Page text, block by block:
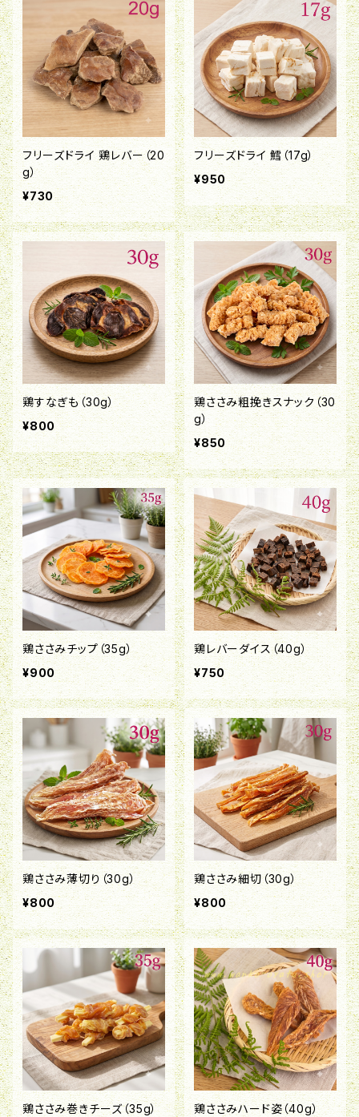
フリーズドライ 鶏レバー（20
g）
¥730
フリーズドライ 鱈（17g）
¥950
鶏すなぎも（30g）
¥800
鶏ささみ粗挽きスナック（30
g）
¥850
鶏ささみチップ（35g）
¥900
鶏レバーダイス（40g）
¥750
鶏ささみ薄切り（30g）
¥800
鶏ささみ細切（30g）
¥800
鶏ささみ巻きチーズ（35g）
鶏ささみハード姿（40g）